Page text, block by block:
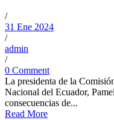
/
31 Ene 2024
/
admin
/
0 Comment
La presidenta de la
Nacional del Ecuador,
consecuencias de...
Read More